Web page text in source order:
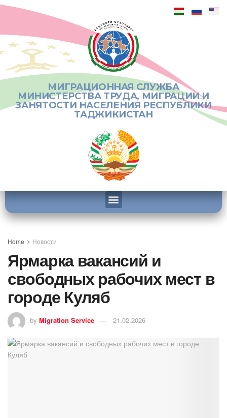
МИГРАЦИОННАЯ СЛУЖБА
МИНИСТЕРСТВА ТРУДА, МИГРАЦИИ И
ЗАНЯТОСТИ НАСЕЛЕНИЯ РЕСПУБЛИКИ
ТАДЖИКИСТАН
Home Новости
Ярмарка вакансий и
свободных рабочих мест в
городе Куляб
by Migration Service 21.02.2026